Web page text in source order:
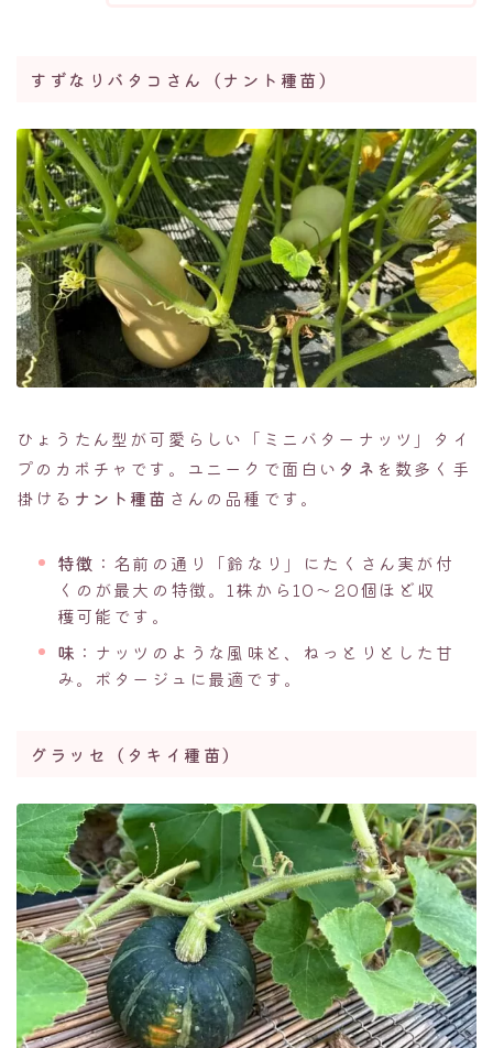
すずなりバタコさん（ナント種苗）
ひょうたん型が可愛らしい「ミニバターナッツ」タイ
プのカボチャです。ユニークで面白い タネ を数多く手
掛ける ナント種苗 さんの品種です。
特徴 ：名前の通り「鈴なり」にたくさん実が付
くのが最大の特徴。1株から10〜20個ほど収
穫可能です。
味 ：ナッツのような風味と、ねっとりとした甘
み。ポタージュに最適です。
グラッセ（タキイ種苗）